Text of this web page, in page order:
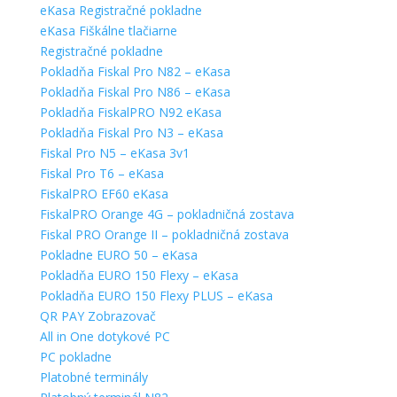
eKasa Registračné pokladne
eKasa Fiškálne tlačiarne
Registračné pokladne
Pokladňa Fiskal Pro N82 – eKasa
Pokladňa Fiskal Pro N86 – eKasa
Pokladňa FiskalPRO N92 eKasa
Pokladňa Fiskal Pro N3 – eKasa
Fiskal Pro N5 – eKasa 3v1
Fiskal Pro T6 – eKasa
FiskalPRO EF60 eKasa
FiskalPRO Orange 4G – pokladničná zostava
Fiskal PRO Orange II – pokladničná zostava
Pokladne EURO 50 – eKasa
Pokladňa EURO 150 Flexy – eKasa
Pokladňa EURO 150 Flexy PLUS – eKasa
QR PAY Zobrazovač
All in One dotykové PC
PC pokladne
Platobné terminály